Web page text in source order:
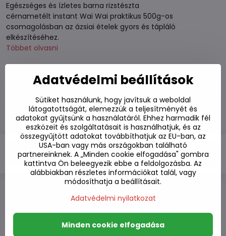
Egészséges és ízletes barna rizstészta
cérnametélt instant Wai Wai praktikus 500g-os
csomagolásban az ázsiai ételek gyors és tápláló
elkészítéséhez.
Többet olvasni
Készleten
Szállítási határidő:Kedd11.8.2026
1500 Ft
1180 FtÁFA nélkül
Kosárba
Hozzáadás a kedvencekhez
Adatvédelmi beállítások
Sütiket használunk, hogy javítsuk a weboldal
látogatottságát, elemezzük a teljesítményét és
adatokat gyűjtsünk a használatáról. Ehhez harmadik fél
eszközeit és szolgáltatásait is használhatjuk, és az
összegyűjtött adatokat továbbíthatjuk az EU-ban, az
USA-ban vagy más országokban található
partnereinknek. A „Minden cookie elfogadása" gombra
kattintva Ön beleegyezik ebbe a feldolgozásba. Az
alábbiakban részletes információkat talál, vagy
módosíthatja a beállításait.
Adatvédelmi nyilatkozat
Minden cookie elfogadása